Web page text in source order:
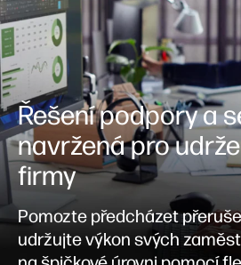
Řešení podpory a
navržená pro
firmy
Pomozte předcházet
udržujte výkon svých